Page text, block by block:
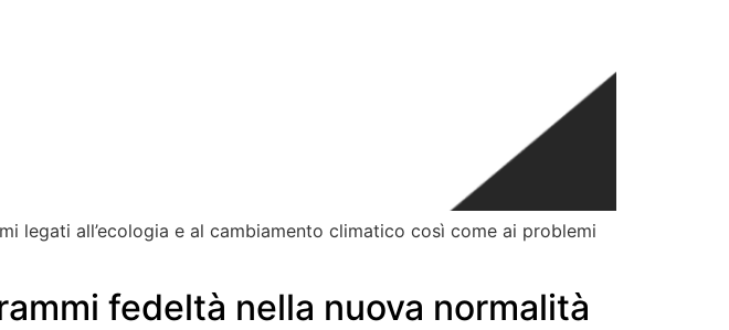
legati all’ecologia e al cambiamento climatico così come ai problemi
fedeltà nella nuova normalità